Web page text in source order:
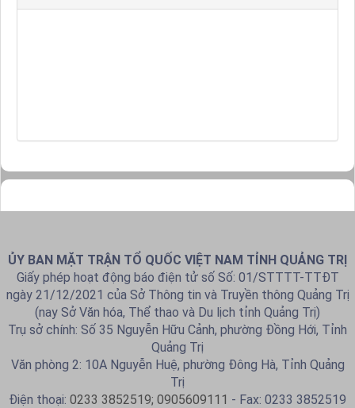
ỦY BAN MẶT TRẬN TỔ QUỐC VIỆT NAM TỈNH QUẢNG TRỊ
Giấy phép hoạt động báo điện tử số Số: 01/STTTT-TTĐT
ngày 21/12/2021 của Sở Thông tin và Truyền thông Quảng Trị
(nay Sở Văn hóa, Thể thao và Du lịch tỉnh Quảng Trị)
Trụ sở chính: Số 35 Nguyễn Hữu Cảnh, phường Đồng Hới, Tỉnh
Quảng Trị
Văn phòng 2: 10A Nguyễn Huệ, phường Đông Hà, Tỉnh Quảng
Trị
Điện thoại: 0233 3852519; 0905609111 - Fax: 0233 3852519